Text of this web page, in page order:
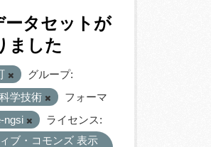
ータセットが
ました
グループ:
学技術
フォーマ
ngsi
ライセンス:
ブ・コモンズ 表示